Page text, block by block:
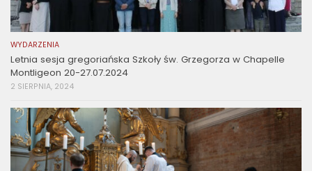
WYDARZENIA
Letnia sesja gregoriańska Szkoły św. Grzegorza w Chapelle
Montligeon 20-27.07.2024
2 SIERPNIA, 2024